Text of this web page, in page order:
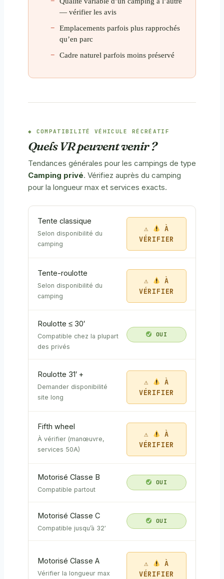
— vérifier les avis
Emplacements parfois plus rapprochés
qu’en parc
Cadre naturel parfois moins préservé
COMPATIBILITÉ VÉHICULE RÉCRÉATIF
Quels VR peuvent venir ?
Tendances générales pour les campings de type
Camping privé. Vérifiez auprès du camping
pour la longueur max et services exacts.
Tente classique
Selon disponibilité du
camping
À
VÉRIFIER
Tente-roulotte
Selon disponibilité du
camping
À
VÉRIFIER
Roulotte ≤ 30′
Compatible chez la plupart
des privés
OUI
Roulotte 31′ +
Demander disponibilité
site long
À
VÉRIFIER
Fifth wheel
À vérifier (manœuvre,
services 50A)
À
VÉRIFIER
Motorisé Classe B
Compatible partout
OUI
Motorisé Classe C
Compatible jusqu’à 32′
OUI
Motorisé Classe A
Vérifier la longueur max
À
VÉRIFIER